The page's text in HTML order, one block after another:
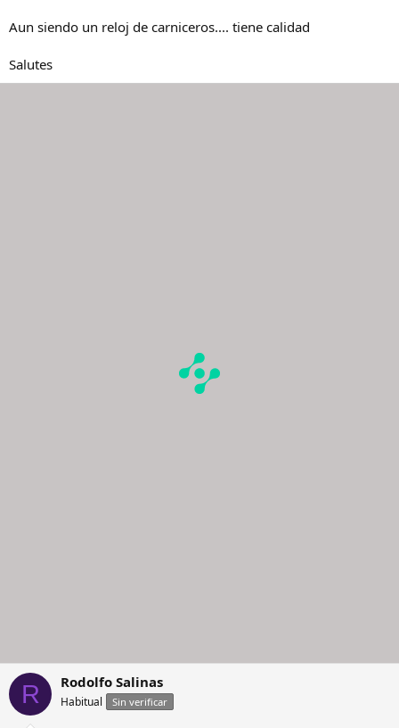
Aun siendo un reloj de carniceros.... tiene calidad
Salutes
R Rodolfo Salinas
Habitual Sin verificar